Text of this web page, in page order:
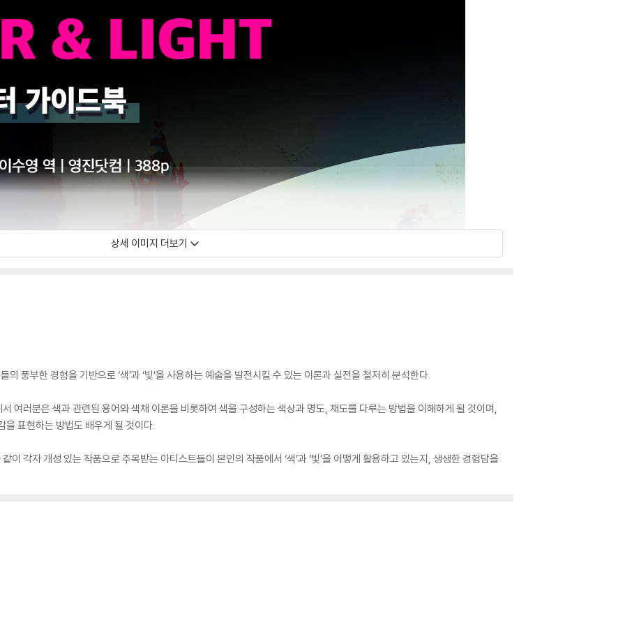
상세 이미지 더보기
풍부한 경험을 기반으로 ‘색’과 ‘빛’을 사용하는 예술을 발전시킬 수 있는 이론과 실전을 철저히 분석한다.
서 여러분은 색과 관련된 용어와 색채 이론을 비롯하여 색을 구성하는 색상과 명도, 채도를 다루는 방법을 이해하게 될 것이며,
표현하는 방법도 배우게 될 것이다.
이 각자 개성 있는 작품으로 주목받는 아티스트들이 본인의 작품에서 ‘색’과 ‘빛’을 어떻게 활용하고 있는지, 생생한 경험담을